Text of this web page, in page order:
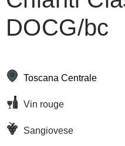
DOCG/bc
Toscana Centrale
Vin rouge
Sangiovese